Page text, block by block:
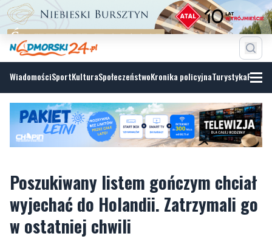
WiadomościSportKulturaSpołeczeństwoKronika policyjnaTurystyka
Poszukiwany listem gończym chciał
wyjechać do Holandii. Zatrzymali go
w ostatniej chwili